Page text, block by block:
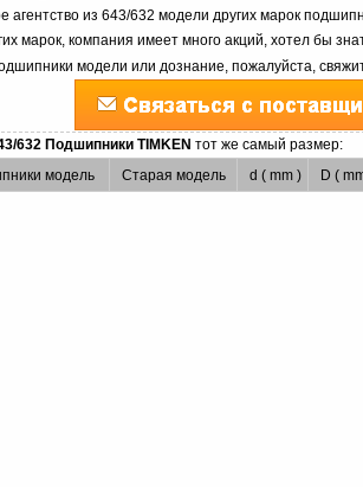
агентство из 643/632 модели других марок
марок, компания имеет много акций, хотел бы
модели или дознание, пожалуйста,
632 Подшипники TIMKENтот же самый размер:
модель Старая модель d ( mm ) D (